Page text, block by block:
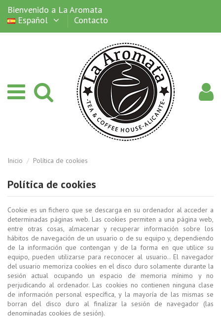
Bienvenido a La Aromata
Español
Contacto
Inicio Política de cookies
Política de cookies
Cookie es un fichero que se descarga en su ordenador al acceder a
determinadas páginas web. Las cookies permiten a una página web,
entre otras cosas, almacenar y recuperar información sobre los
hábitos de navegación de un usuario o de su equipo y, dependiendo
de la información que contengan y de la forma en que utilice su
equipo, pueden utilizarse para reconocer al usuario.. El navegador
del usuario memoriza cookies en el disco duro solamente durante la
sesión actual ocupando un espacio de memoria mínimo y no
perjudicando al ordenador. Las cookies no contienen ninguna clase
de información personal específica, y la mayoría de las mismas se
borran del disco duro al finalizar la sesión de navegador (las
denominadas cookies de sesión).